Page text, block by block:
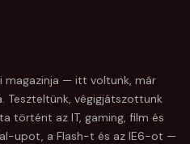
magazinja — itt voltunk, már
Teszteltünk, végigjátszottunk
történt az IT, gaming, film és
upot, a Flash-t és az IE6-ot —